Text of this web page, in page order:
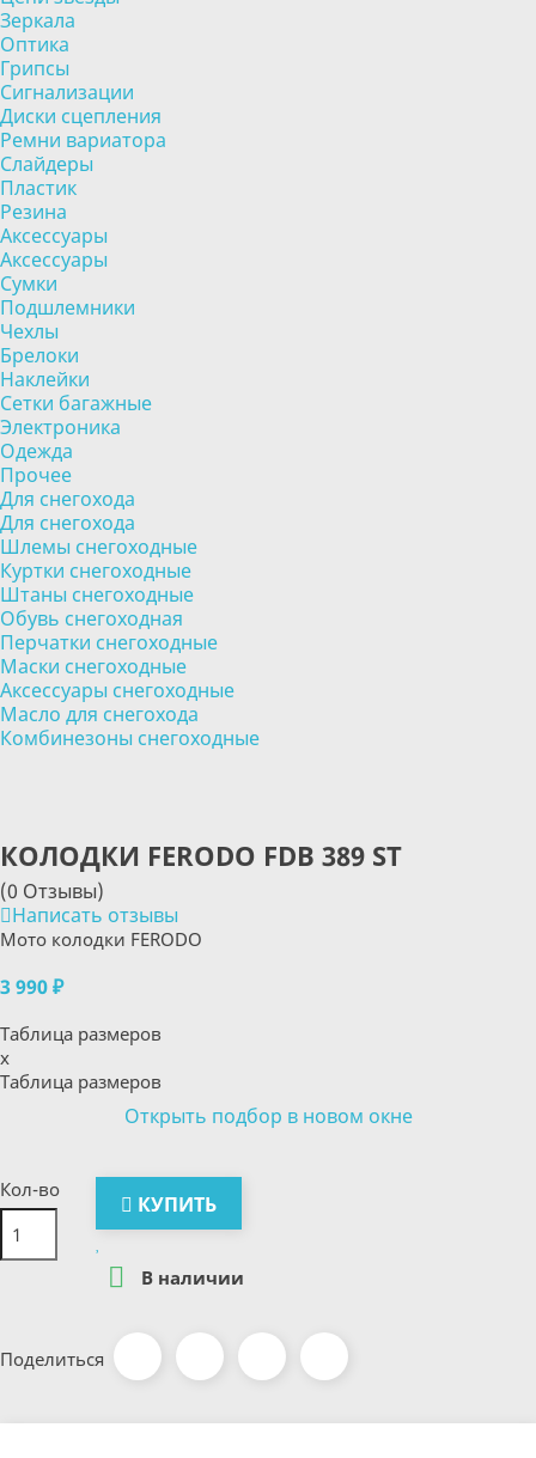
Зеркала
Оптика
Грипсы
Сигнализации
Диски сцепления
Ремни вариатора
Слайдеры
Пластик
Резина
Аксессуары
Аксессуары
Сумки
Подшлемники
Чехлы
Брелоки
Наклейки
Сетки багажные
Электроника
Одежда
Прочее
Для снегохода
Для снегохода
Шлемы снегоходные
Куртки снегоходные
Штаны снегоходные
Обувь снегоходная
Перчатки снегоходные
Маски снегоходные
Аксессуары снегоходные
Масло для снегохода
Комбинезоны снегоходные
КОЛОДКИ FERODO FDB 389 ST
(0 Отзывы)
Написать отзывы
Мото колодки FERODO
3 990 ₽
Таблица размеров
x
Таблица размеров
Открыть подбор в новом окне
Кол-во
КУПИТЬ
 В наличии
Поделиться